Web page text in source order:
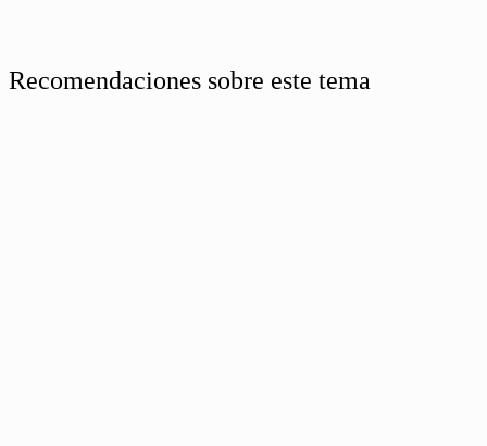
Recomendaciones sobre este tema